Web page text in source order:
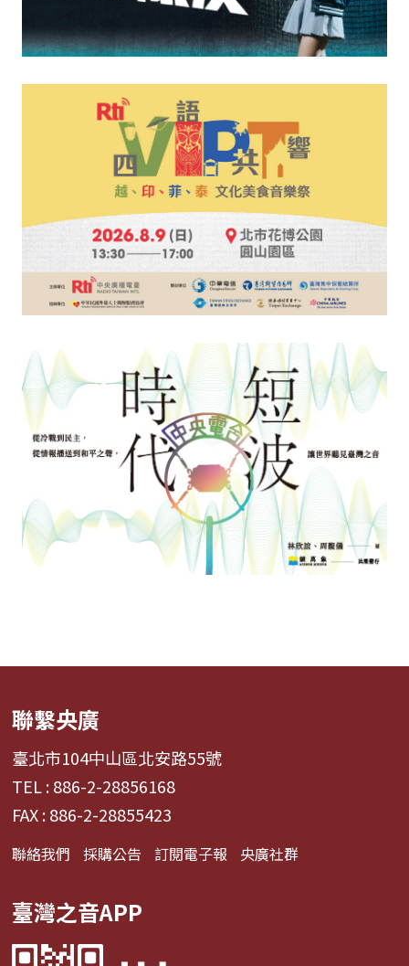
聯繫央廣
臺北市104中山區北安路55號
TEL : 886-2-28856168
FAX : 886-2-28855423
聯絡我們 採購公告 訂閱電子報 央廣社群
臺灣之音APP